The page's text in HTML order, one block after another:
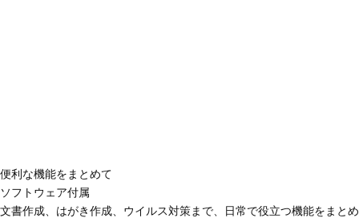
便利な機能をまとめて
ソフトウェア付属
文書作成、はがき作成、ウイルス対策まで、日常で役立つ機能をまと